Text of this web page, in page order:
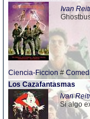
Ivan
Ciencia-Ficcion #
Los Cazafantasmas
Ivan
Si algo